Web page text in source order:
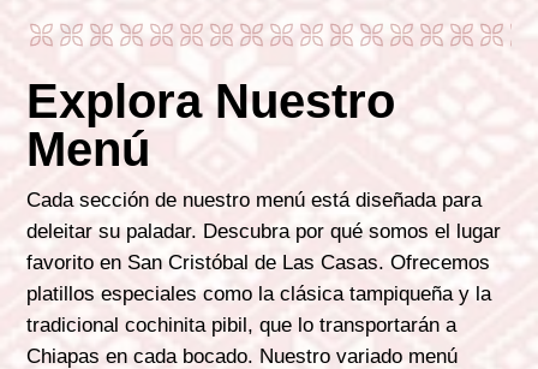
Explora Nuestro
Menú
Cada sección de nuestro menú está diseñada para
deleitar su paladar. Descubra por qué somos el lugar
favorito en San Cristóbal de Las Casas. Ofrecemos
platillos especiales como la clásica tampiqueña y la
tradicional cochinita pibil, que lo transportarán a
Chiapas en cada bocado. Nuestro variado menú